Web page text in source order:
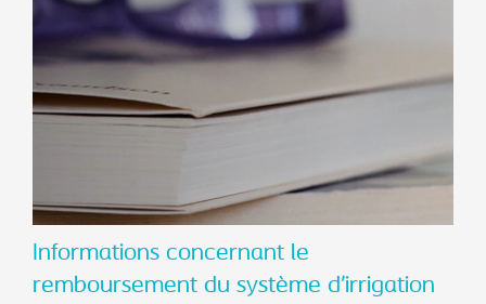
Informations concernant le
remboursement du système d’irrigation